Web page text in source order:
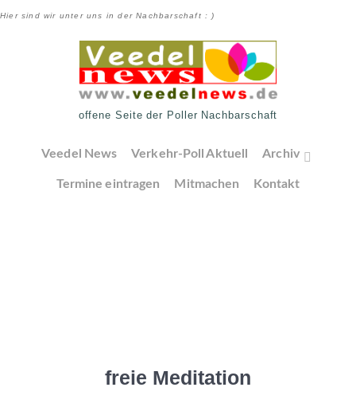
Hier sind wir unter uns in der Nachbarschaft : )
offene Seite der Poller Nachbarschaft
Veedel News Verkehr-Poll Aktuell Archiv
Termine eintragen Mitmachen Kontakt
freie Meditation